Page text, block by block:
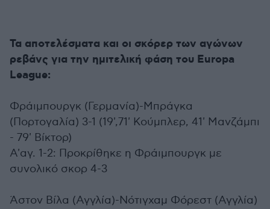
Τα αποτελέσματα και οι σκόρερ των αγώνων
ρεβάνς για την ημιτελική φάση του Europa
League:
Φράιμπουργκ (Γερμανία)-Μπράγκα
(Πορτογαλία) 3-1 (19',71' Κούμπλερ, 41' Μανζάμπι
- 79' Βίκτορ)
Α'αγ. 1-2: Προκρίθηκε η Φράιμπουργκ με
συνολικό σκορ 4-3
Άστον Βίλα (Αγγλία)-Νότιγχαμ Φόρεστ (Αγγλία)